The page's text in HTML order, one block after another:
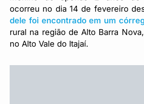
ocorreu no dia 14 de fevereiro
dele foi encontrado em um
rural na região de Alto Barra
no Alto Vale do Itajaí.